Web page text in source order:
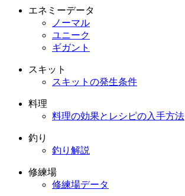
エネミーデータ
ノーマル
ユニーク
ギガント
スキット
スキットの発生条件
料理
料理の効果とレシピの入手方法
釣り
釣り解説
修練場
修練場データ